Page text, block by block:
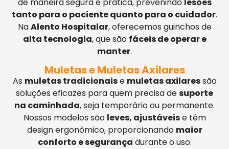
tanto para o paciente quanto para o cuidador.
NaAlento Hospitalar, oferecemos guinchos de
alta tecnologia, que são fáceis de operar e
manter.
Muletas e Muletas Axilares
As muletas tradicionaise muletas axilaressão
soluções eficazes para quem precisa desuporte
na caminhada, seja temporário ou permanente.
Nossos modelos são leves, ajustáveise têm
design ergonômico, proporcionando maior
conforto e segurança durante o uso.